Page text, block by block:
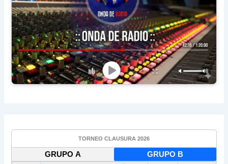
TORNEO CLAUSURA 2026
GRUPO A GRUPO B